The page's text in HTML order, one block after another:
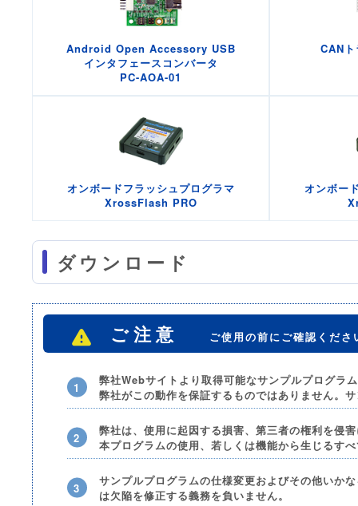
Android Open Accessory USB
インタフェースコンバータ
PC-AOA-01
CAN
オンボードフラッシュプログラマ
XrossFlash PRO
オンボー
ダウンロード
ご注意 ご使用の前にご確認くださ
弊社Webサイトより取得可能なサンプルプログラ
弊社がこの動作を保証するものではありません。
弊社は、使用に起因する損害、第三者の権利を侵
本プログラムの使用、若しくは機能から生じるす
サンプルプログラムの仕様変更およびその他いか
は欠陥を修正する義務を負いません。